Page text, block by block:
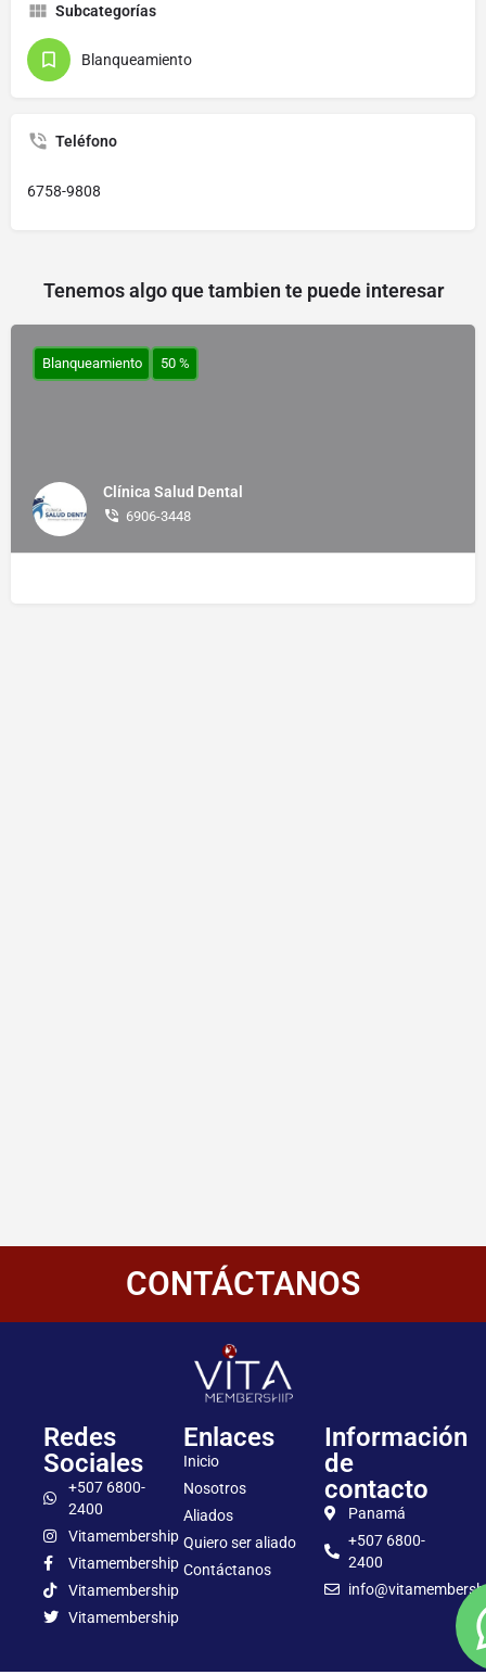
Subcategorías
Blanqueamiento
Teléfono
6758-9808
Tenemos algo que tambien te puede interesar
Clínica Salud Dental
6906-3448
Blanqueamiento 50 %
CONTÁCTANOS
Redes
Sociales
+507 6800-
2400
Vitamembership
Vitamembership
Vitamembership
Vitamembership
Enlaces
Inicio
Nosotros
Aliados
Quiero ser aliado
Contáctanos
Información
de
contacto
Panamá
+507 6800-
2400